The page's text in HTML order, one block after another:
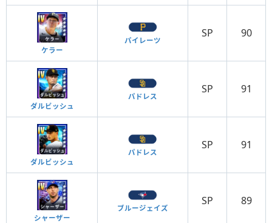
ケラー
パイレーツ
SP 90
ダルビッシュ
パドレス
SP 91
ダルビッシュ
パドレス
SP 91
シャーザー
ブルージェイズ
SP 89